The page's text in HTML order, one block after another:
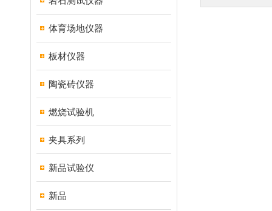
体育场地仪器
板材仪器
陶瓷砖仪器
燃烧试验机
夹具系列
新品试验仪
新品